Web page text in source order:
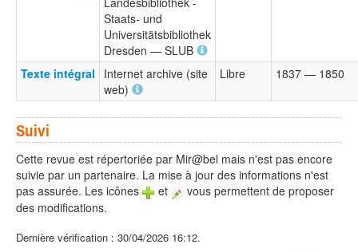
Staats- und
Universitätsbibliothek
Dresden — SLUB
Texte intégral
Internet archive (site
web)
Libre 1837 — 1850
Suivi
Cette revue est répertoriée par Mir@bel mais n'est pas encore
suivie par un partenaire. La mise à jour des informations n'est
pas assurée. Les icônes
et
vous permettent de proposer
des modifications.
Dernière vérification : 30/04/2026 16:12.